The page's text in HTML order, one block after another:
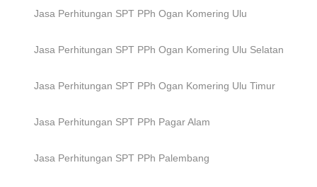
Jasa Perhitungan SPT PPh Ogan Komering Ulu
Jasa Perhitungan SPT PPh Ogan Komering Ulu Selatan
Jasa Perhitungan SPT PPh Ogan Komering Ulu Timur
Jasa Perhitungan SPT PPh Pagar Alam
Jasa Perhitungan SPT PPh Palembang